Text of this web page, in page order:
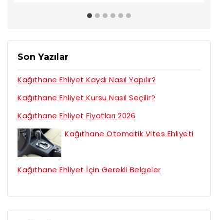
Son Yazılar
Kağıthane Ehliyet Kaydı Nasıl Yapılır?
Kağıthane Ehliyet Kursu Nasıl Seçilir?
Kağıthane Ehliyet Fiyatları 2026
Kağıthane Otomatik Vites Ehliyeti
Kağıthane Ehliyet İçin Gerekli Belgeler